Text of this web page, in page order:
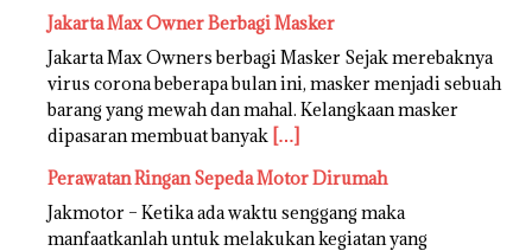
Jakarta Max Owner Berbagi Masker
Jakarta Max Owners berbagi Masker Sejak merebaknya
virus corona beberapa bulan ini, masker menjadi sebuah
barang yang mewah dan mahal. Kelangkaan masker
dipasaran membuat banyak […]
Perawatan Ringan Sepeda Motor Dirumah
Jakmotor – Ketika ada waktu senggang maka
manfaatkanlah untuk melakukan kegiatan yang